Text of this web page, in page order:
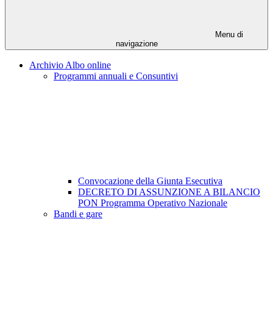
Menu di
navigazione
Archivio Albo online
Programmi annuali e Consuntivi
Convocazione della Giunta Esecutiva
DECRETO DI ASSUNZIONE A BILANCIO
PON Programma Operativo Nazionale
Bandi e gare